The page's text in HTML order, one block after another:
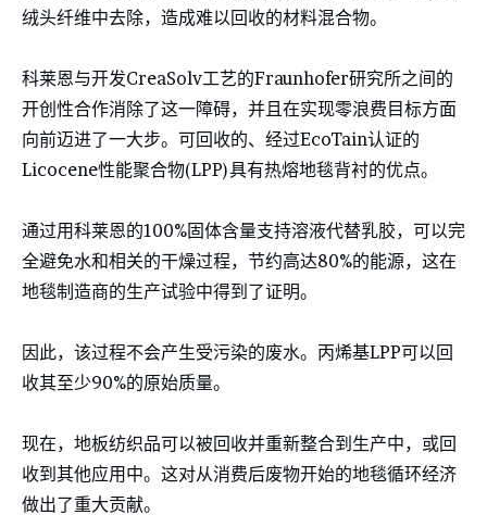
绒头纤维中去除，造成难以回收的材料混合物。
科莱恩与开发CreaSolv工艺的Fraunhofer研究所之间的
开创性合作消除了这一障碍，并且在实现零浪费目标方面
向前迈进了一大步。可回收的、经过EcoTain认证的
Licocene性能聚合物(LPP)具有热熔地毯背衬的优点。
通过用科莱恩的100%固体含量支持溶液代替乳胶，可以完
全避免水和相关的干燥过程，节约高达80%的能源，这在
地毯制造商的生产试验中得到了证明。
因此，该过程不会产生受污染的废水。丙烯基LPP可以回
收其至少90%的原始质量。
现在，地板纺织品可以被回收并重新整合到生产中，或回
收到其他应用中。这对从消费后废物开始的地毯循环经济
做出了重大贡献。